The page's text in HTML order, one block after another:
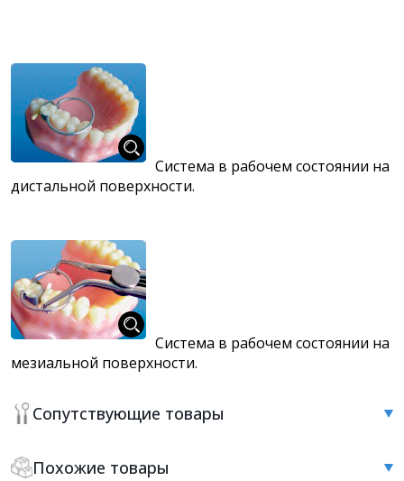
Сопутствующие товары
Похожие товары
Система в рабочем состоянии на
дистальной поверхности.
Система в рабочем состоянии на
мезиальной поверхности.